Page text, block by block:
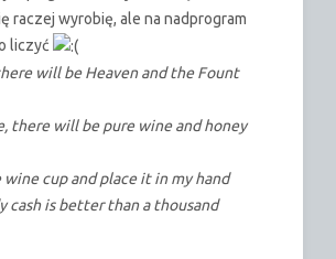
raczej wyrobię, ale na nadprogram
liczyć
will be Heaven and the Fount
there will be pure wine and honey
cup and place it in my hand
cash is better than a thousand